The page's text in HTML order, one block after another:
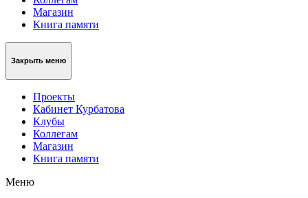
Магазин
Книга памяти
Закрыть меню
Проекты
Кабинет Курбатова
Клубы
Коллегам
Магазин
Книга памяти
Меню